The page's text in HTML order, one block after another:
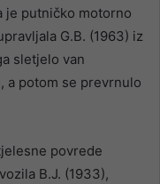
je putničko motorno
G.B. (1963) iz
sletjelo van
a potom se prevrnulo
povrede
B.J. (1933),